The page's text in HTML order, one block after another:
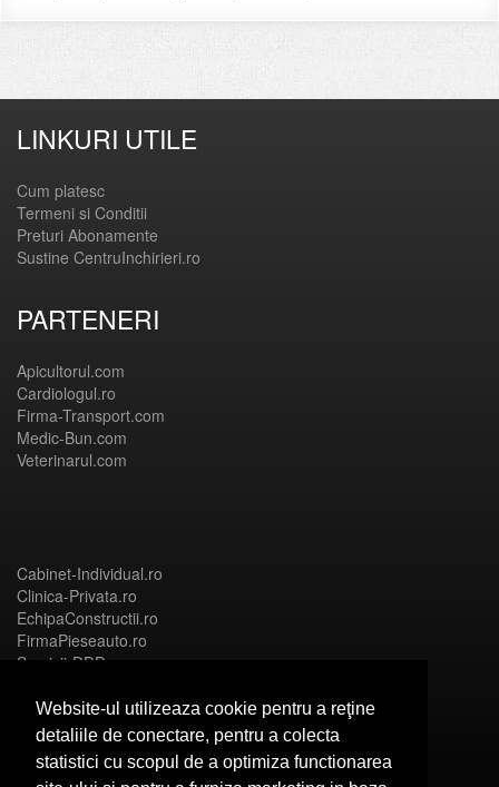
Website-ul utilizeaza cookie pentru a reţine
detaliile de conectare, pentru a colecta
statistici cu scopul de a optimiza functionarea
LINKURI UTILE
Cum platesc
Termeni si Conditii
Preturi Abonamente
Sustine CentruInchirieri.ro
PARTENERI
Apicultorul.com
Cardiologul.ro
Firma-Transport.com
Medic-Bun.com
Veterinarul.com
Cabinet-Individual.ro
Clinica-Privata.ro
EchipaConstructii.ro
FirmaPieseauto.ro
Servicii-DDD.com
Birouri-Cadastru.ro